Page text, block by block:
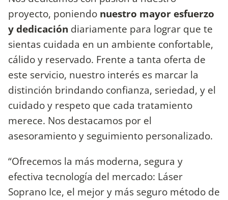
proyecto, poniendo nuestro mayor esfuerzo
y dedicación diariamente para lograr que te
sientas cuidada en un ambiente confortable,
cálido y reservado. Frente a tanta oferta de
este servicio, nuestro interés es marcar la
distinción brindando confianza, seriedad, y el
cuidado y respeto que cada tratamiento
merece. Nos destacamos por el
asesoramiento y seguimiento personalizado.
“Ofrecemos la más moderna, segura y
efectiva tecnología del mercado: Láser
Soprano Ice, el mejor y más seguro método de